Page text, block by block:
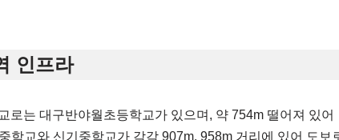
인프라
로는 대구반야월초등학교가 있으며, 약 754m 떨어져 있어
학교와 신기중학교가 각각 907m, 958m 거리에 있어 도보